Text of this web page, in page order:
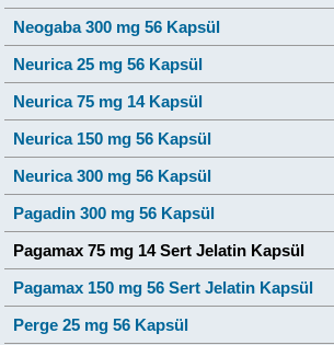
Neogaba 300 mg 56 Kapsül
Neurica 25 mg 56 Kapsül
Neurica 75 mg 14 Kapsül
Neurica 150 mg 56 Kapsül
Neurica 300 mg 56 Kapsül
Pagadin 300 mg 56 Kapsül
Pagamax 75 mg 14 Sert Jelatin Kapsül
Pagamax 150 mg 56 Sert Jelatin Kapsül
Perge 25 mg 56 Kapsül